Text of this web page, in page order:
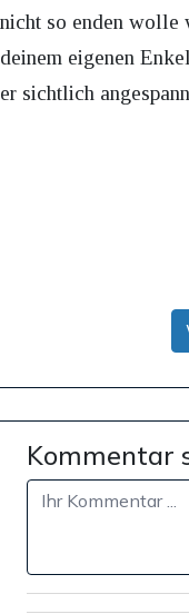
nicht so enden wolle
deinem eigenen
er sichtlich
Kommentar